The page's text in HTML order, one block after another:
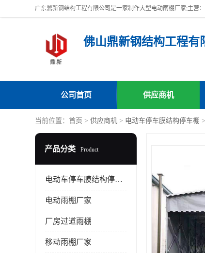
佛山鼎新钢结构工程有
公司首页 供应商机
当前位置： 首页 > 供应商机 > 电动车停车膜结构停车棚
产品分类 Product
电动车停车膜结构停车棚
电动雨棚厂家
厂房过道雨棚
移动雨棚厂家